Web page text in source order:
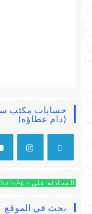
حسابات مكتب
(دام عطاؤه)
المحادثة على WhatsApp
بحث في الموقع